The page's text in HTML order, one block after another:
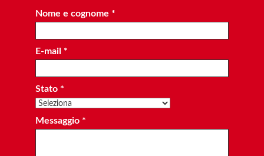
Nome e cognome *
E-mail *
Stato *
Messaggio *